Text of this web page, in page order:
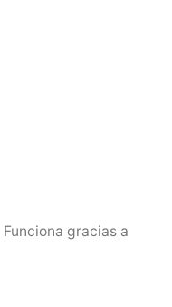
Funciona gracias a